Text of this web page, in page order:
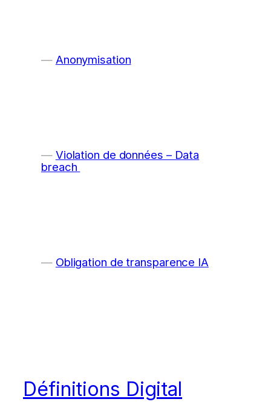
Anonymisation
Violation de données – Data
breach
Obligation de transparence IA
Définitions Digital